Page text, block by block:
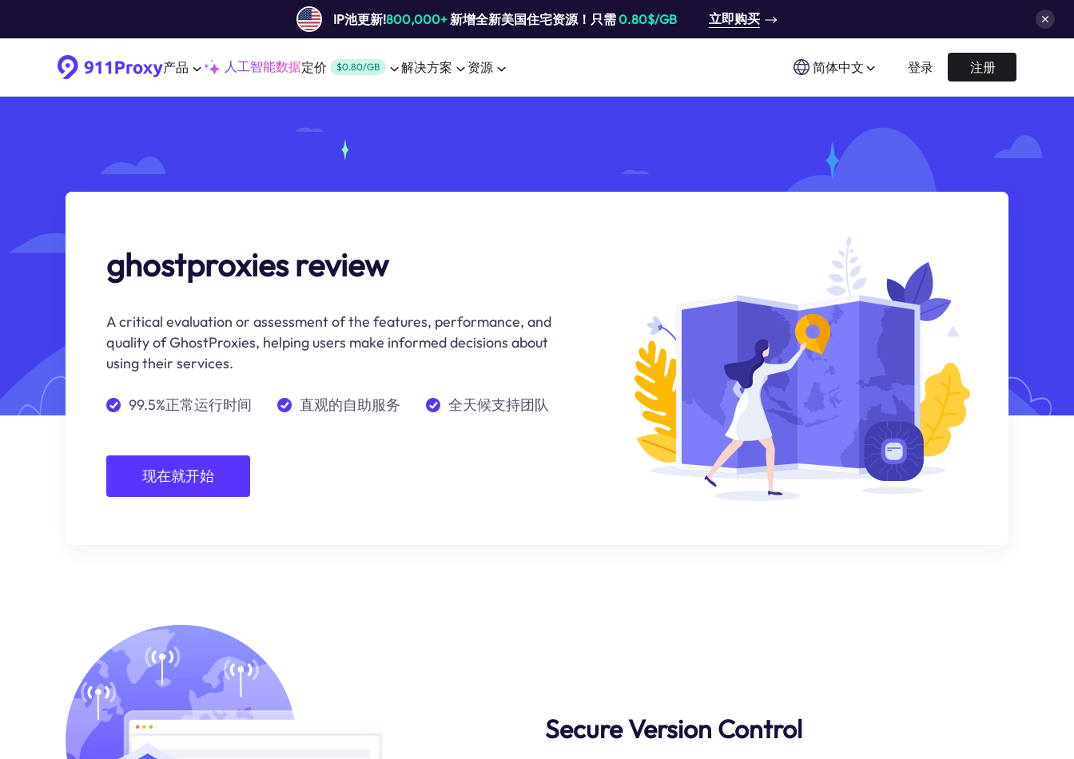
IP池更新!800,000+新增全新美国住宅资源！只需0.80$/GB 立即购买
产品 人工智能数据定价 $0.80/GB 解决方案 资源 简体中文 登录 注册
ghostproxies review
A critical evaluation or assessment of the features, performance, and
quality of GhostProxies, helping users make informed decisions about
using their services.
99.5%正常运行时间 直观的自助服务 全天候支持团队
现在就开始
Secure Version Control